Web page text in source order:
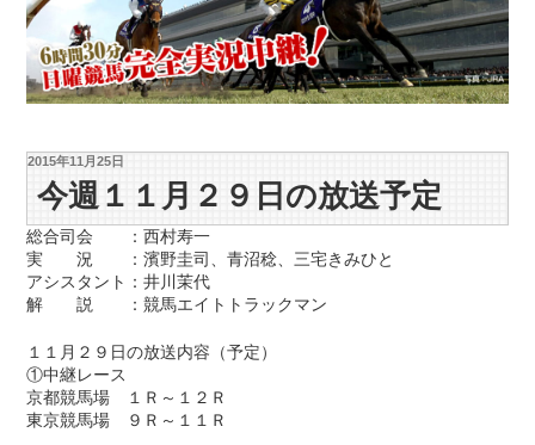
2015年11月25日
今週１１月２９日の放送予定
総合司会 ：西村寿一
実 況 ：濱野圭司、青沼稔、三宅きみひと
アシスタント：井川茉代
解 説 ：競馬エイトトラックマン
１１月２９日の放送内容（予定）
①中継レース
京都競馬場 １Ｒ～１２Ｒ
東京競馬場 ９Ｒ～１１Ｒ